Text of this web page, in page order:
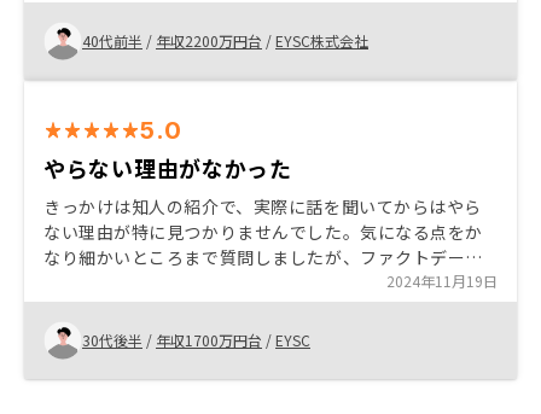
感じています AI不動産という割に人依存が過ぎる 富田さ
ん以外は正直事務作業しか期待できず、資産価値の向上
という観点でもカスタマーサクセスの方はあまり貢献で
きていないと感じる
40代前半 / 年収2200万円台 /EYSC株式会社
5.0
やらない理由がなかった
きっかけは知人の紹介で、実際に話を聞いてからはやら
ない理由が特に見つかりませんでした。気になる点をか
なり細かいところまで質問しましたが、ファクトデータ
なども提示いただき非常に信頼のできるやり取りをさせ
ていただきました。
2024年11月19日
30代後半 / 年収1700万円台 /EYSC